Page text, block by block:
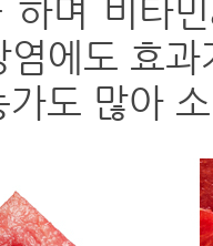
하며 비타
에도 효
가도 많아